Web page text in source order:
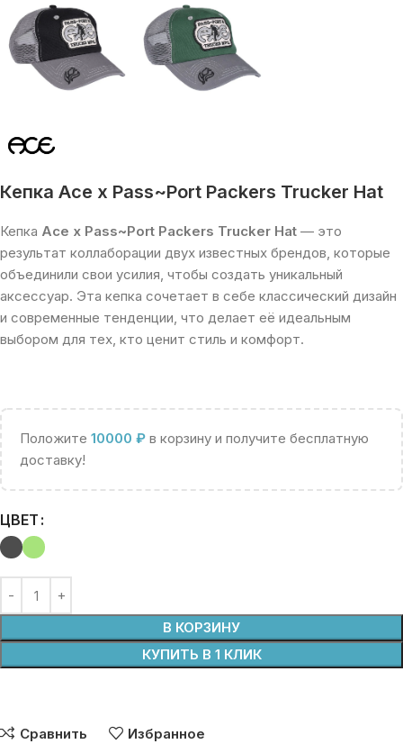
Кепка Ace x Pass~Port Packers Trucker Hat
Кепка Ace x Pass~Port Packers Trucker Hat — это
результат коллаборации двух известных брендов, которые
объединили свои усилия, чтобы создать уникальный
аксессуар. Эта кепка сочетает в себе классический дизайн
и современные тенденции, что делает её идеальным
выбором для тех, кто ценит стиль и комфорт.
Положите 10000 ₽ в корзину и получите бесплатную
доставку!
ЦВЕТ
В КОРЗИНУ
КУПИТЬ В 1 КЛИК
Сравнить Избранное